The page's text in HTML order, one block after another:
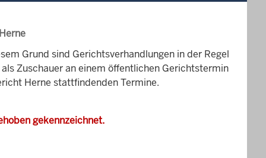
Grund sind Gerichtsverhandlungen in der Regel
Zuschauer an einem öffentlichen Gerichtstermin
Herne stattfindenden Termine.
gekennzeichnet.